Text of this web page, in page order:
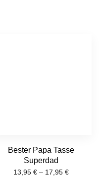
Bester Papa Tasse
Superdad
13,95 € – 17,95 €